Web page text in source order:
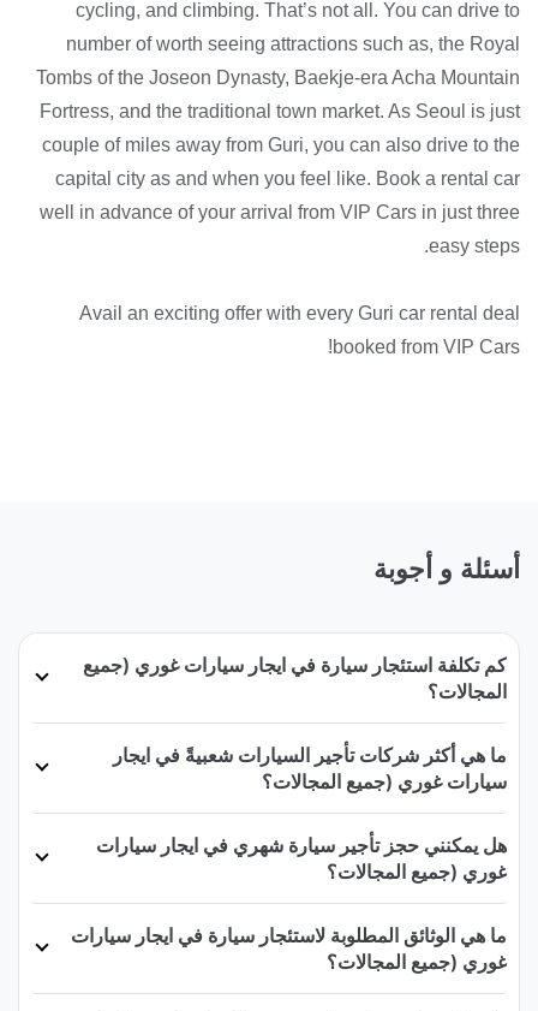
cycling, and climbing. That’s not all. You can drive to
number of worth seeing attractions such as, the Royal
Tombs of the Joseon Dynasty, Baekje-era Acha Mountain
Fortress, and the traditional town market. As Seoul is just
couple of miles away from Guri, you can also drive to the
capital city as and when you feel like. Book a rental car
well in advance of your arrival from VIP Cars in just three
easy steps.
Avail an exciting offer with every Guri car rental deal
booked from VIP Cars!
أسئلة و أجوبة
كم تكلفة استئجار سيارة في ايجار سيارات غوري (جميع
المجالات؟
ما هي أكثر شركات تأجير السيارات شعبيةً في ايجار
سيارات غوري (جميع المجالات؟
هل يمكنني حجز تأجير سيارة شهري في ايجار سيارات
غوري (جميع المجالات؟
ما هي الوثائق المطلوبة لاستئجار سيارة في ايجار سيارات
غوري (جميع المجالات؟